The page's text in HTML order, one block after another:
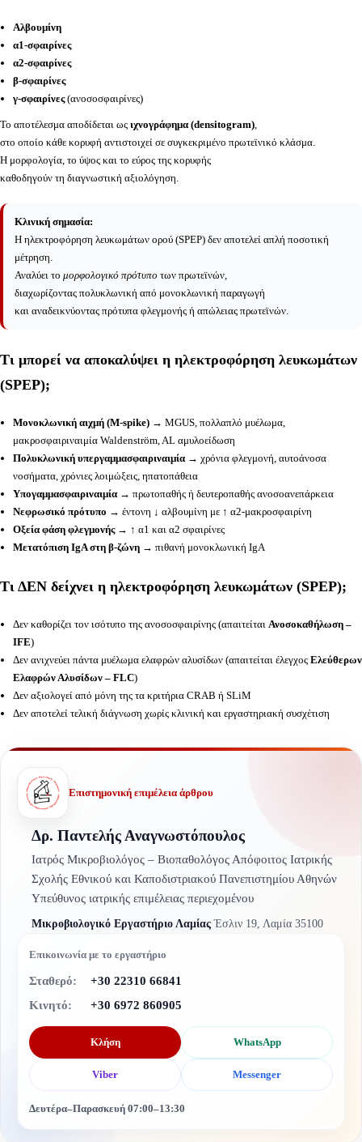
Αλβουμίνη
α1-σφαιρίνες
α2-σφαιρίνες
β-σφαιρίνες
γ-σφαιρίνες(ανοσοσφαιρίνες)
Το αποτέλεσμα αποδίδεται ως ιχνογράφημα (densitogram),
στο οποίο κάθε κορυφή αντιστοιχεί σε συγκεκριμένο πρωτεϊνικό κλάσμα.
Η μορφολογία, το ύψος και το εύρος της κορυφής
καθοδηγούν τη διαγνωστική αξιολόγηση.
Κλινική σημασία:
Η ηλεκτροφόρηση λευκωμάτων ορού (SPEP) δεν αποτελεί απλή ποσοτική
μέτρηση.
Αναλύει το μορφολογικό πρότυπο των πρωτεϊνών,
διαχωρίζοντας πολυκλωνική από μονοκλωνική παραγωγή
και αναδεικνύοντας πρότυπα φλεγμονής ή απώλειας πρωτεϊνών.
Τι μπορεί να αποκαλύψει η ηλεκτροφόρηση λευκωμάτων
(SPEP);
Μονοκλωνική αιχμή (M-spike)→ MGUS, πολλαπλό μυέλωμα,
μακροσφαιριναιμία Waldenström, AL αμυλοείδωση
Πολυκλωνική υπεργαμμασφαιριναιμία→ χρόνια φλεγμονή, αυτοάνοσα
νοσήματα, χρόνιες λοιμώξεις, ηπατοπάθεια
Υπογαμμασφαιριναιμία→ πρωτοπαθής ή δευτεροπαθής ανοσοανεπάρκεια
Νεφρωσικό πρότυπο → έντονη ↓ αλβουμίνη με ↑ α2-μακροσφαιρίνη
Οξεία φάση φλεγμονής→ ↑ α1 και α2 σφαιρίνες
Μετατόπιση IgA στη β-ζώνη→ πιθανή μονοκλωνική IgA
Τι ΔΕΝ δείχνει η ηλεκτροφόρηση λευκωμάτων (SPEP);
Δεν καθορίζει τον ισότυπο της ανοσοσφαιρίνης (απαιτείται Ανοσοκαθήλωση –
IFE)
Δεν ανιχνεύει πάντα μυέλωμα ελαφρών αλυσίδων (απαιτείται έλεγχος Ελεύθερων
Ελαφρών Αλυσίδων – FLC)
Δεν αξιολογεί από μόνη της τα κριτήρια CRAB ή SLiM
Δεν αποτελεί τελική διάγνωση χωρίς κλινική και εργαστηριακή συσχέτιση
Επιστημονική επιμέλεια άρθρου
Δρ. Παντελής Αναγνωστόπουλος
Ιατρός Μικροβιολόγος – Βιοπαθολόγος Απόφοιτος Ιατρικής
Σχολής Εθνικού και Καποδιστριακού Πανεπιστημίου Αθηνών
Υπεύθυνος ιατρικής επιμέλειας περιεχομένου
Μικροβιολογικό Εργαστήριο Λαμίας Έσλιν 19, Λαμία 35100
Επικοινωνία με το εργαστήριο
Σταθερό:
+30 22310 66841
Κινητό:
+30 6972 860905
Κλήση WhatsApp
Viber Messenger
Δευτέρα–Παρασκευή 07:00–13:30